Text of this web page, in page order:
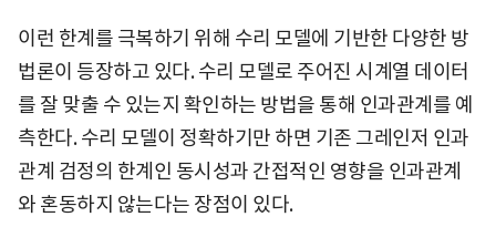
이런 한계를 극복하기 위해 수리 모델에 기반한 다양한 방
법론이 등장하고 있다. 수리 모델로 주어진 시계열 데이터
를 잘 맞출 수 있는지 확인하는 방법을 통해 인과관계를 예
측한다. 수리 모델이 정확하기만 하면 기존 그레인저 인과
관계 검정의 한계인 동시성과 간접적인 영향을 인과관계
와 혼동하지 않는다는 장점이 있다.